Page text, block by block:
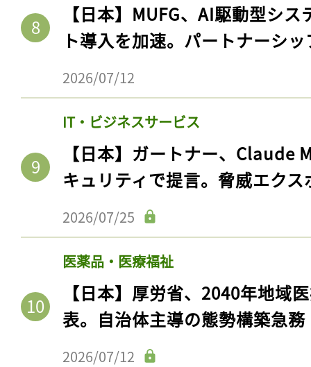
【日本】MUFG、AI駆動型シ
ト導入を加速。パートナーシ
2026/07/12
IT・ビジネスサービス
【日本】ガートナー、Claude
キュリティで提言。脅威エク
2026/07/25
医薬品・医療福祉
【日本】厚労省、2040年地域
表。自治体主導の態勢構築急務
2026/07/12